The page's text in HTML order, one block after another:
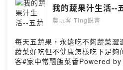
我的蔬果汁生活--
農玩客-Ting說書
每天五蔬果，永遠吃不夠蔬菜澀
蔬菜好吃但不健康怎樣吃下足
客#家中常飄飯菜香Powered